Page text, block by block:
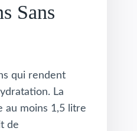
Sans
qui rendent
La
au moins 1,5 litre
de